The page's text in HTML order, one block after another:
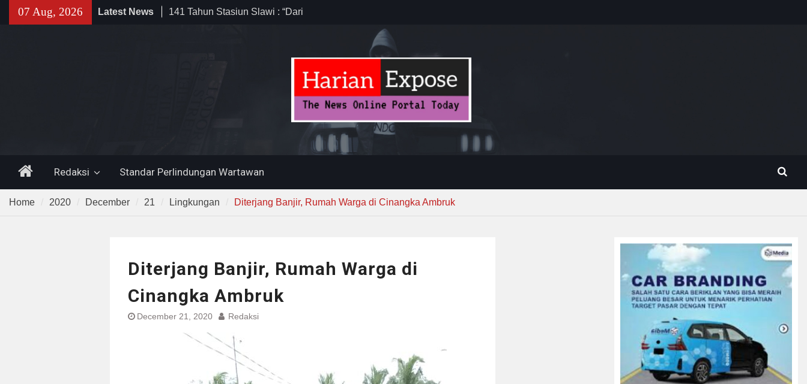
07 Aug, 2026 Latest News
Filosofi Memukul Bedug Sebelum
HomeRedaksi Standar Perlindungan Wartawan
Home 2020 December 21 Lingkungan Diterjang Banjir, Rumah Warga di Cinangka Ambruk
Diterjang Banjir, Rumah Warga di
Cinangka Ambruk
December 21, 2020 Redaksi